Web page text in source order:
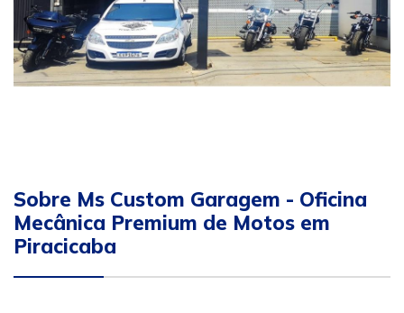
Sobre Ms Custom Garagem - Oficina
Mecânica Premium de Motos em
Piracicaba